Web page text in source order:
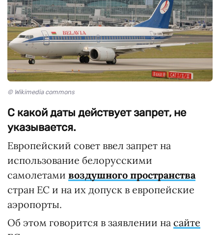
© Wikimedia commons
С какой даты действует запрет, не
указывается.
Европейский совет ввел запрет на
использование белорусскими
самолетами воздушного пространства
стран ЕС и на их допуск в европейские
аэропорты.
Об этом говорится в заявлении на сайте